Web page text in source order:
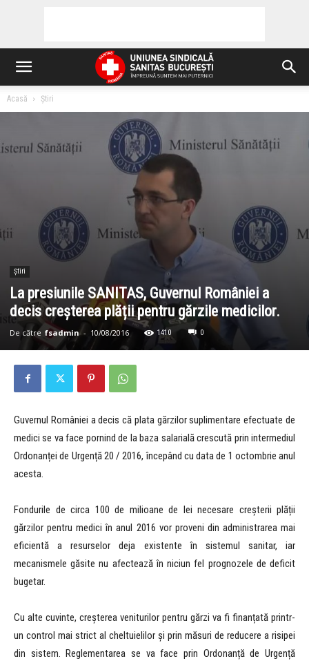
Acasă Știri
Știri
La presiunile SANITAS, Guvernul României a
decis creșterea plății pentru gărzile medicilor.
De către fsadmin - 10/08/2016 1410 0
Guvernul României a decis că plata gărzilor suplimentare efectuate de
medici se va face pornind de la baza salarială crescută prin intermediul
Ordonanței de Urgență 20 / 2016, începând cu data de 1 octombrie anul
acesta.
Fondurile de circa 100 de milioane de lei necesare creșterii plății
gărzilor pentru medici în anul 2016 vor proveni din administrarea mai
eficientă a resurselor deja existente în sistemul sanitar, iar
mecanismele găsite nu afectează în niciun fel prognozele de deficit
bugetar.
Cu alte cuvinte, creșterea veniturilor pentru gărzi va fi finanțată printr-
un control mai strict al cheltuielilor și prin măsuri de reducere a risipei
din sistem. Reglementarea se va face prin Ordonanță de Urgență